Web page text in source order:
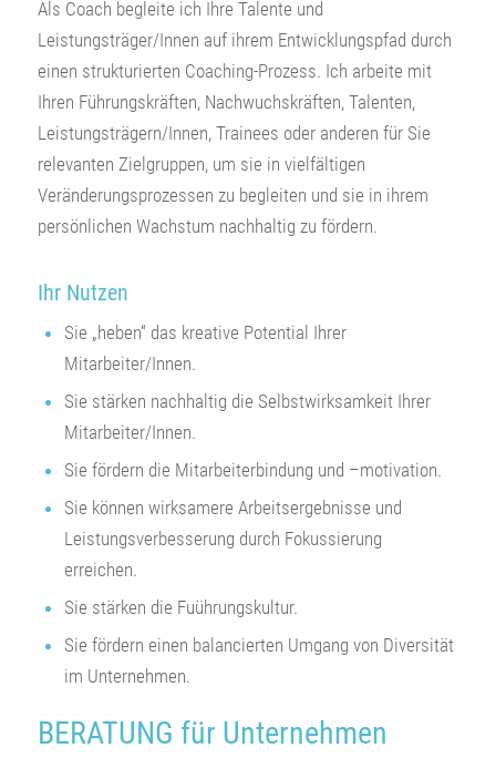
Als Coach begleite ich Ihre Talente und
Leistungsträger/Innen auf ihrem Entwicklungspfad durch
einen strukturierten Coaching-Prozess. Ich arbeite mit
Ihren Führungskräften, Nachwuchskräften, Talenten,
Leistungsträgern/Innen, Trainees oder anderen für Sie
relevanten Zielgruppen, um sie in vielfältigen
Veränderungsprozessen zu begleiten und sie in ihrem
persönlichen Wachstum nachhaltig zu fördern.
Ihr Nutzen
Sie „heben“ das kreative Potential Ihrer
Mitarbeiter/Innen.
Sie stärken nachhaltig die Selbstwirksamkeit Ihrer
Mitarbeiter/Innen.
Sie fördern die Mitarbeiterbindung und –motivation.
Sie können wirksamere Arbeitsergebnisse und
Leistungsverbesserung durch Fokussierung
erreichen.
Sie stärken die Fuührungskultur.
Sie fördern einen balancierten Umgang von Diversität
im Unternehmen.
BERATUNG für Unternehmen